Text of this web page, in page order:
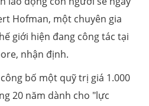
Hofman, một chuyên gia
giới hiện đang công tác tại
nhận định.
bố một quỹ trị giá 1.000
20 năm dành cho "lực